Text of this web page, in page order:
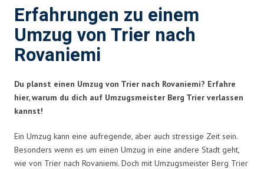
Erfahrungen zu einem
Umzug von Trier nach
Rovaniemi
Du planst einen Umzug von Trier nach Rovaniemi? Erfahre
hier, warum du dich auf Umzugsmeister Berg Trier verlassen
kannst!
Ein Umzug kann eine aufregende, aber auch stressige Zeit sein.
Besonders wenn es um einen Umzug in eine andere Stadt geht,
wie von Trier nach Rovaniemi. Doch mit Umzugsmeister Berg Trier